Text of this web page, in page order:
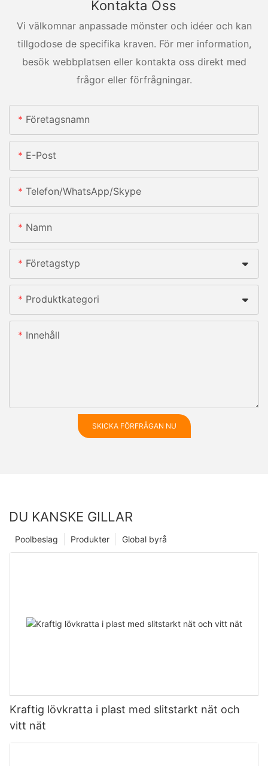
Kontakta Oss
Vi välkomnar anpassade mönster och idéer och kan
tillgodose de specifika kraven. För mer information,
besök webbplatsen eller kontakta oss direkt med
frågor eller förfrågningar.
Företagsnamn
E-Post
Telefon/whatsApp/skype
Namn
Företagstyp
Produktkategori
Innehåll
SKICKA FÖRFRÅGAN NU
DU KANSKE GILLAR
Global byrå
Produkter
Poolbeslag
Kraftig lövkratta i plast med slitstarkt nät och
vitt nät